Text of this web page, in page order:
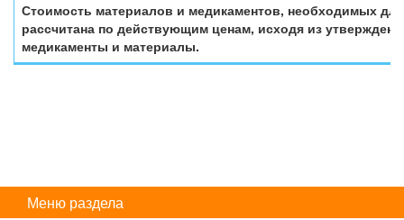
Стоимость материалов и медикаментов, необходимых
рассчитана по действующим ценам, исходя из
медикаменты и материалы.
Меню раздела